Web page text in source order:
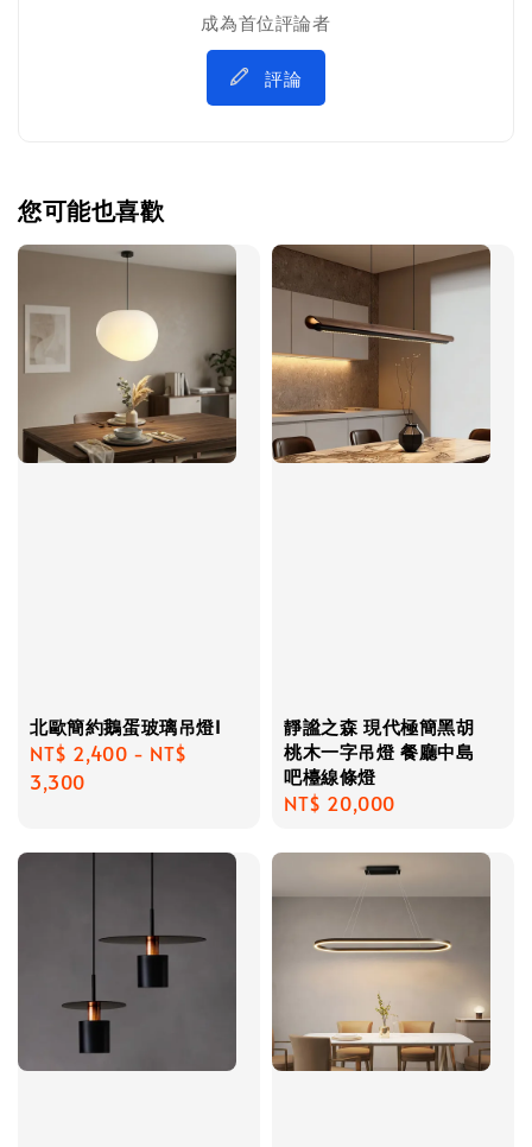
成為首位評論者
評論
您可能也喜歡
北歐簡約鵝蛋玻璃吊燈I
Regular
price
NT$ 2,400 - NT$
3,300
靜謐之森 現代極簡黑胡
桃木一字吊燈 餐廳中島
吧檯線條燈
Regular
NT$ 20,000